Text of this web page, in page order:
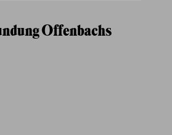
Offenbachs